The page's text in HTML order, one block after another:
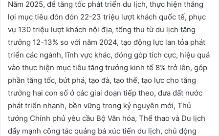
Năm 2025, để tăng tốc phát triển du lịch, thực hiện thắng
lợi mục tiêu đón đón 22-23 triệu lượt khách quốc tế, phục
vụ 130 triệu lượt khách nội địa, tổng thu từ du lịch tăng
trưởng 12-13% so với năm 2024, tạo động lực lan tỏa phát
triển các ngành, lĩnh vực khác, đóng góp tích cực, hiệu quả
vào thực hiện mục tiêu tăng trưởng kinh tế 8% trở lên, góp
phần tăng tốc, bứt phá, tạo đà, tạo thế, tạo lực cho tăng
trưởng hai con số ở các giai đoạn tiếp theo, đưa đất nước
phát triển nhanh, bền vững trong kỷ nguyên mới, Thủ
tướng Chính phủ yêu cầu Bộ Văn hóa, Thể thao và Du lịch
đẩy mạnh công tác quảng bá xúc tiến du lịch, chủ động